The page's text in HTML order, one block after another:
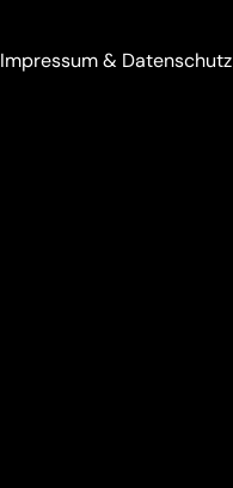
Impressum & Datenschutz